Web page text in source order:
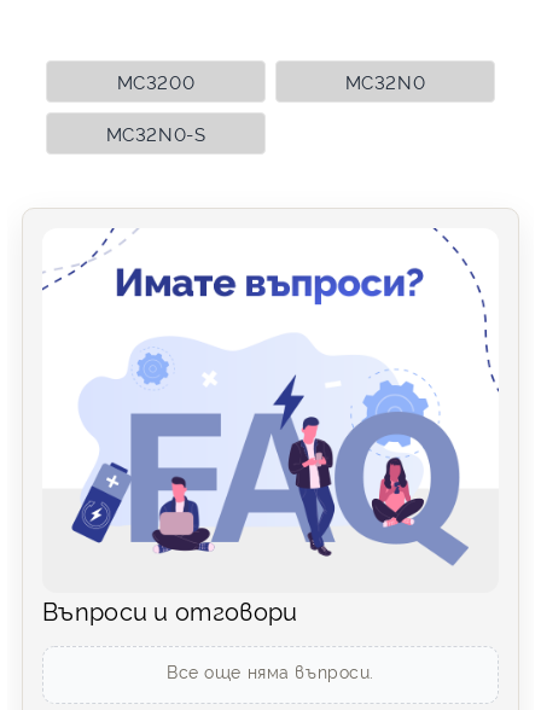
MC3200 MC32N0
MC32N0-S
Въпроси и отговори
Все още няма въпроси.